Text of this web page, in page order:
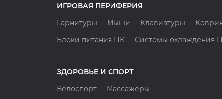
ИГРОВАЯ ПЕРИФЕРИЯ
Гарнитуры
Мыши Клавиатуры
Блоки питания ПК
Системы охлаждения
ЗДОРОВЬЕ И СПОРТ
Велоспорт
Массажёры